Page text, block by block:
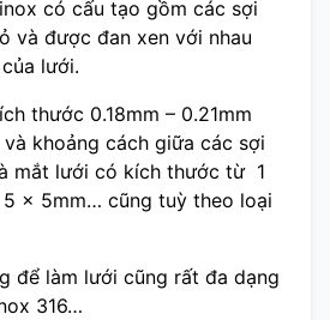
có cấu tạo gồm các sợi
và được đan xen với nhau
lưới.
thước 0.18mm – 0.21mm
khoảng cách giữa các sợi
mắt lưới có kích thước từ 1
5 x 5mm… cũng tuỳ theo loại
để làm lưới cũng rất đa dạng
316…